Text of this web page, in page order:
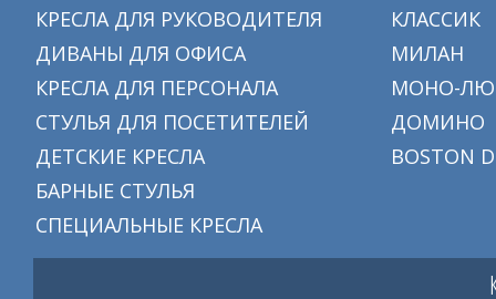
КРЕСЛА ДЛЯ РУКОВОДИТЕЛЯ
ДИВАНЫ ДЛЯ ОФИСА
КРЕСЛА ДЛЯ ПЕРСОНАЛА
СТУЛЬЯ ДЛЯ ПОСЕТИТЕЛЕЙ
ДЕТСКИЕ КРЕСЛА
БАРНЫЕ СТУЛЬЯ
СПЕЦИАЛЬНЫЕ КРЕСЛА
КЛАССИК
МИЛАН
МОНО-
ДОМИНО
BOSTON